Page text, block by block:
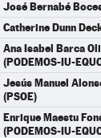
José Bernabé
Catherine Dunn
Ana Isabel Barca
(PODEMOS-IU-
Jesús Manuel
(PSOE)
Enrique Maestu
(PODEMOS-IU-